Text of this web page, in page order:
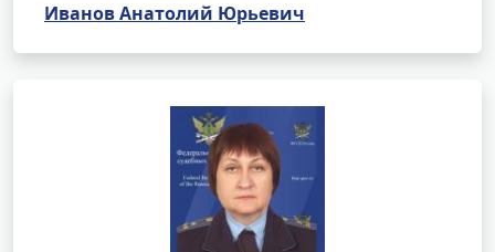
Иванов Анатолий Юрьевич